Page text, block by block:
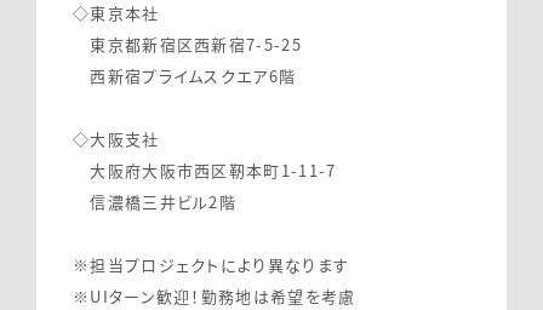
About
Training
◇東京本社
東京都新宿区西新宿7-5-25
西新宿プライムスクエア6階
◇大阪支社
大阪府大阪市西区靭本町1-11-7
信濃橋三井ビル2階
※担当プロジェクトにより異なります
※UIターン歓迎！勤務地は希望を考慮